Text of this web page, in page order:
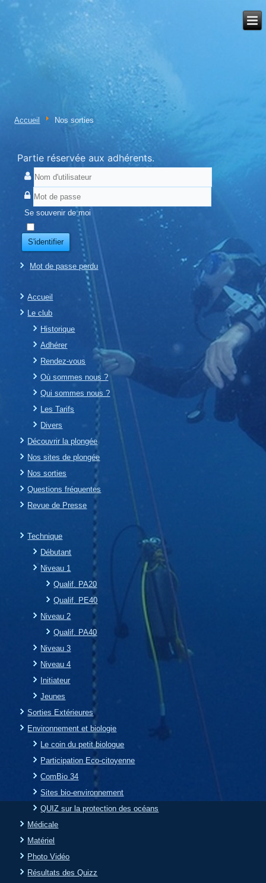
Accueil Nos sorties
Partie réservée aux adhérents.
Se souvenir de moi
S'identifier
Mot de passe perdu
Accueil
Le club
Historique
Adhérer
Rendez-vous
Où sommes nous ?
Qui sommes nous ?
Les Tarifs
Divers
Découvrir la plongée
Nos sites de plongée
Nos sorties
Questions fréquentes
Revue de Presse
Technique
Débutant
Niveau 1
Qualif. PA20
Qualif. PE40
Niveau 2
Qualif. PA40
Niveau 3
Niveau 4
Initiateur
Jeunes
Sorties Extérieures
Environnement et biologie
Le coin du petit biologue
Participation Eco-citoyenne
ComBio 34
Sites bio-environnement
QUIZ sur la protection des océans
Médicale
Matériel
Photo Vidéo
Résultats des Quizz